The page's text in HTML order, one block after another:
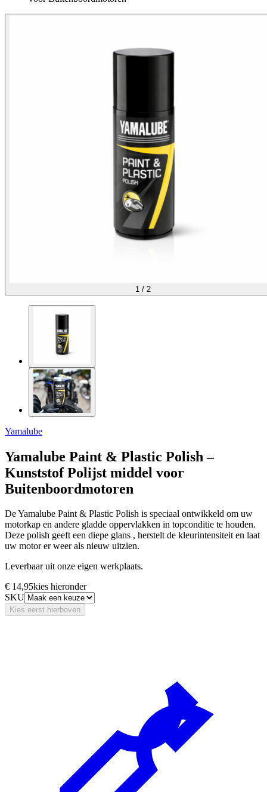
1 / 2
Yamalube
Yamalube Paint & Plastic Polish –
Kunststof Polijst middel voor
Buitenboordmotoren
De Yamalube Paint & Plastic Polish is speciaal ontwikkeld om uw
motorkap en andere gladde oppervlakken in topconditie te houden.
Deze polish geeft een diepe glans , herstelt de kleurintensiteit en laat
uw motor er weer als nieuw uitzien.
Leverbaar uit onze eigen werkplaats.
€ 14,95kies hieronder
SKU
Kies eerst hierboven